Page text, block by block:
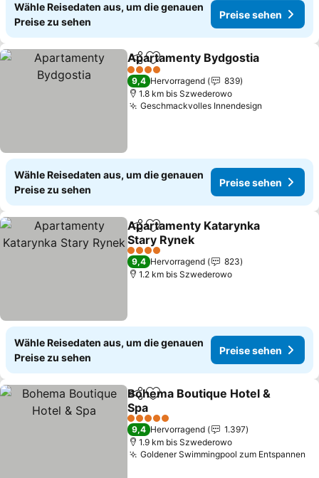
Wähle Reisedaten aus, um die genauen
Preise zu sehen
Preise sehen
TeilenZu Favoriten hinzufügen
Apartamenty Bydgostia
4 Sterne
9,4 Hervorragend
839
1.8 km bis Szwederowo
Geschmackvolles Innendesign
Wähle Reisedaten aus, um die genauen
Preise zu sehen
Preise sehen
TeilenZu Favoriten hinzufügen
Apartamenty Katarynka
Stary Rynek
Preise sehen
4 Sterne
9,4 Hervorragend
823
1.2 km bis Szwederowo
Wähle Reisedaten aus, um die genauen
Preise zu sehen
Preise sehen
TeilenZu Favoriten hinzufügen
Bohema Boutique Hotel &
Spa
Preise sehen
5 Sterne
9,4 Hervorragend
1.397
1.9 km bis Szwederowo
Goldener Swimmingpool zum Entspannen